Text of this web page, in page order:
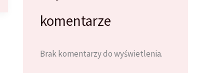
komentarze
Brak komentarzy do wyświetlenia.